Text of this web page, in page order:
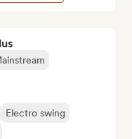
Electro swing